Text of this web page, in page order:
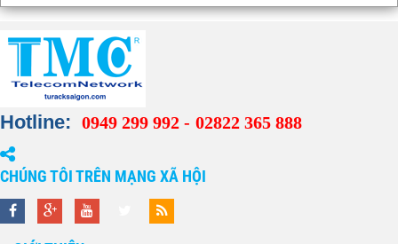
Hotline: 0949 299 992 - 02822 365 888
CHÚNG TÔI TRÊN MẠNG XÃ HỘI